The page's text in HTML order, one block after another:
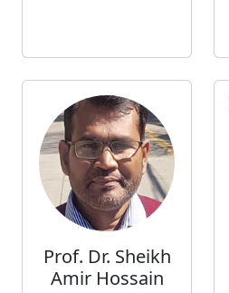
Prof. Dr. Sheikh
Amir Hossain